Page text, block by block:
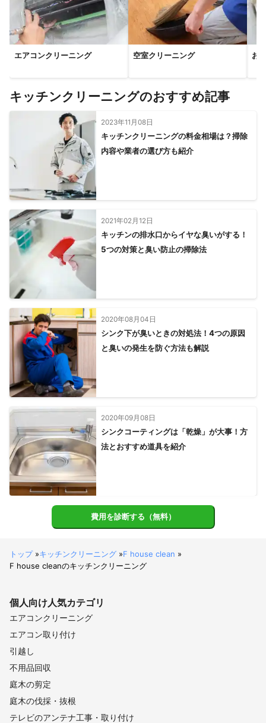
エアコンクリーニング 空室クリーニング お
キッチンクリーニングのおすすめ記事
2023年11月08日
キッチンクリーニングの料金相場は？掃除
内容や業者の選び方も紹介
2021年02月12日
キッチンの排水口からイヤな臭いがする！
5つの対策と臭い防止の掃除法
2020年08月04日
シンク下が臭いときの対処法！4つの原因
と臭いの発生を防ぐ方法も解説
2020年09月08日
シンクコーティングは「乾燥」が大事！方
法とおすすめ道具を紹介
費用を診断する（無料）
トップ»キッチンクリーニング »F house clean »
F house cleanのキッチンクリーニング
個人向け人気カテゴリ
エアコンクリーニング
エアコン取り付け
引越し
不用品回収
庭木の剪定
庭木の伐採・抜根
テレビのアンテナ工事・取り付け